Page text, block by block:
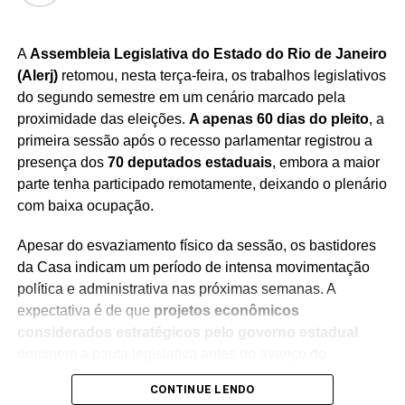
apresentado crescimento consistente no país,
impulsionado por consumidores interessados em hábitos
de vida mais saudáveis.
Com a expansão da produção,
a Danone busca atender à demanda crescente e
consolidar sua liderança em uma categoria que
ganha cada vez mais espaço nas gôndolas e na
preferência dos brasileiros.
Redação Saiba+
AAssembleia Legislativa do Estado do Rio de Janeiro
(Alerj)retomou, nesta terça-feira, os trabalhos legislativos
do segundo semestre em um cenário marcado pela
proximidade das eleições. A apenas 60 dias do pleito, a
primeira sessão após o recesso parlamentar registrou a
presença dos 70 deputados estaduais, embora a maior
parte tenha participado remotamente, deixando o plenário
com baixa ocupação.
Apesar do esvaziamento físico da sessão, os bastidores
da Casa indicam um período de intensa movimentação
política e administrativa nas próximas semanas. A
expectativa é de que projetos econômicos
considerados estratégicos pelo governo estadual
calendário eleitoral.
CONTINUE LENDO